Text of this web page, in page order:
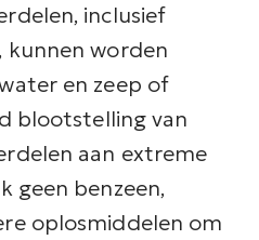
inclusief
kunnen worden
en zeep of
blootstelling van
aan extreme
geen benzeen,
oplosmiddelen om